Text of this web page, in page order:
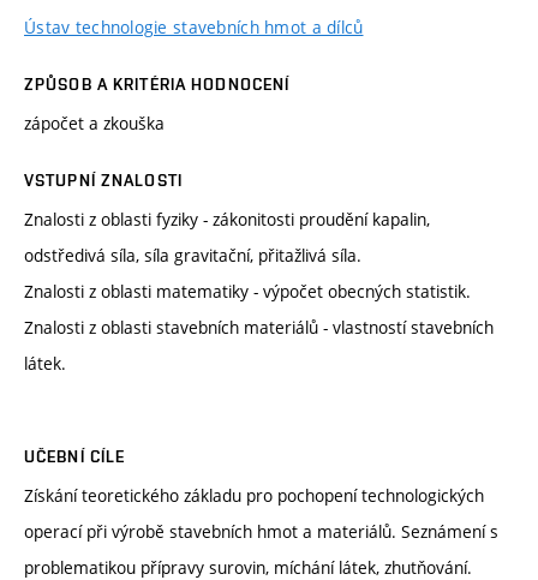
Ústav technologie stavebních hmot a dílců
ZPŮSOB A KRITÉRIA HODNOCENÍ
zápočet a zkouška
VSTUPNÍ ZNALOSTI
Znalosti z oblasti fyziky - zákonitosti proudění kapalin,
odstředivá síla, síla gravitační, přitažlivá síla.
Znalosti z oblasti matematiky - výpočet obecných statistik.
Znalosti z oblasti stavebních materiálů - vlastností stavebních
látek.
UČEBNÍ CÍLE
Získání teoretického základu pro pochopení technologických
operací při výrobě stavebních hmot a materiálů. Seznámení s
problematikou přípravy surovin, míchání látek, zhutňování.